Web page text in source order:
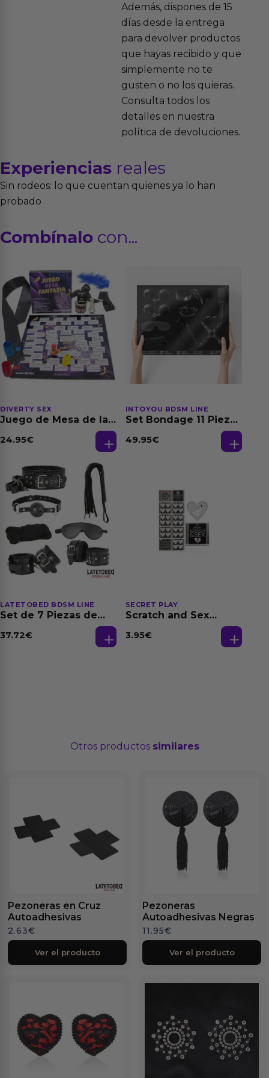
Además, dispones de 15
días desde la entrega
para devolver productos
que hayas recibido y que
simplemente no te
gusten o no los quieras.
Consulta todos los
detalles en nuestra
política de devoluciones.
Experiencias reales
Sin rodeos: lo que cuentan quienes ya lo han
probado
Combínalo con...
DIVERTY SEX
Juego de Mesa de las
24.95€
INTOYOU BDSM LINE
Set Bondage 11 Piezas
49.95€
LATETOBED BDSM LINE
Set de 7 Piezas de
37.72€
SECRET PLAY
Scratch and Sex
(Es/En/Fr/Pt/De)
3.95€
Otros productos similares
Pezoneras en Cruz
Autoadhesivas
2.63€
Ver el producto
Pezoneras
Autoadhesivas Negras
11.95€
Ver el producto